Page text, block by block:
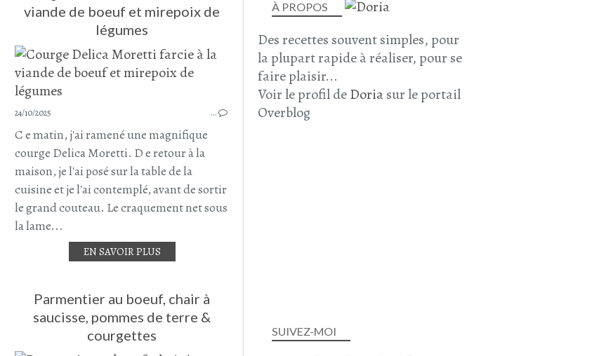
viande de boeuf et mirepoix de
légumes
COURGE
COURGE DELICA
BOEUF
24/10/2025 …
C e matin, j'ai ramené une magnifique
courge Delica Moretti. D e retour à la
maison, je l'ai posé sur la table de la
cuisine et je l'ai contemplé, avant de sortir
le grand couteau. Le craquement net sous
la lame...
EN SAVOIR PLUS
RISOTTO
CHORIZO
ACCOMPAGNEMENT
OCTOBRE 2025
Parmentier au boeuf, chair à
saucisse, pommes de terre &
courgettes
SUIVEZ-MOI
À PROPOS
Des recettes souvent simples, pour
la plupart rapide à réaliser, pour se
faire plaisir...
Voir le profil deDoriasur le portail
Overblog